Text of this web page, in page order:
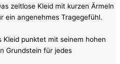
zeitlose Kleid mit kurzen Ärmeln
ein angenehmes Tragegefühl.
Kleid punktet mit seinem hohen
Grundstein für jedes